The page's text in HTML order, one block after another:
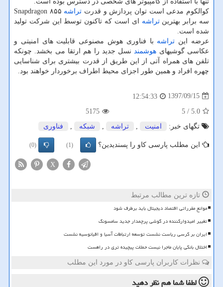
كوالكوم مدعی است توان پردازش و قدرت تراشه Snapdragon ۸۵۵
سه برابر بهترینتراشه ای است كه تاكنون توسط این شركت تولید
شده است.
عرضه این تراشه با فناوری هوش مصنوعی قابلیت های امنیتی و
عكاسی گوشیهای هوشمندنسل جدید را هم ارتقا می بخشد. چونكه
تلفن های همراه آتی از این طریق از قدرت بیشتری برای شناسایی
چهره افراد و همین طور اجزای محیط اطراف برخوردار خواهند بود.
1397/09/15
12:54:33
5.0
/ 5
5175
تگهای خبر:
امنیت تراشه شبكه فناوری
این مطلب پارسی کاو را پسندیدین؟ (1)
(0)
X
تازه ترین مطالب مرتبط
موانع مقرراتی اقتصاد دیجیتال باید برطرف شود
تغییر امیدوارکننده در گوشی پرچمدار جدید سامسونگ
ایران بر کرسی ریاست نشست توسعه ارتباطات آسیا و اقیانوسیه نشست
اختلال بانکی پایان ماجرا نیست حملات پیچیده تری در راهست
نظرات کاربران پارسی کاو در مورد این مطلب
لطفا شما همنظر دهید